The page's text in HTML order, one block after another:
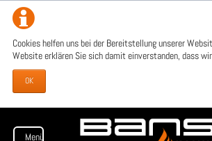
Cookies helfen uns bei der Bereitstellung unserer
Website erklären Sie sich damit einverstanden, dass
OK
Menü